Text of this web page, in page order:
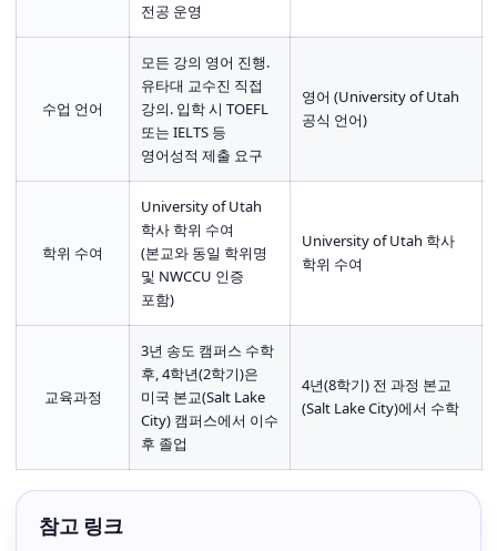
전공 운영
수업 언어
모든 강의 영어 진행.
유타대 교수진 직접
강의. 입학 시 TOEFL
또는 IELTS 등
영어성적 제출 요구
영어 (University of Utah
공식 언어)
학위 수여
University of Utah
학사 학위 수여
(본교와 동일 학위명
및 NWCCU 인증
포함)
University of Utah 학사
학위 수여
교육과정
3년 송도 캠퍼스 수학
후, 4학년(2학기)은
미국 본교(Salt Lake
City) 캠퍼스에서 이수
후 졸업
4년(8학기) 전 과정 본교
(Salt Lake City)에서 수학
참고 링크